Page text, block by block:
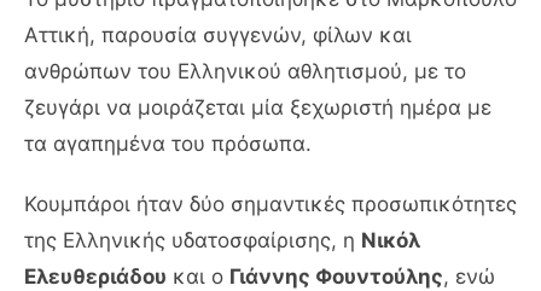
Αττική, παρουσία συγγενών, φίλων και
ανθρώπων του Ελληνικού αθλητισμού, με το
ζευγάρι να μοιράζεται μία ξεχωριστή ημέρα με
τα αγαπημένα του πρόσωπα.
Κουμπάροι ήταν δύο σημαντικές προσωπικότητες
της Ελληνικής υδατοσφαίρισης, η Νικόλ
Ελευθεριάδου και ο Γιάννης Φουντούλης, ενώ